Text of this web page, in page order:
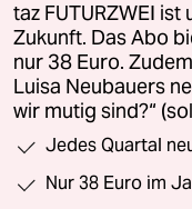
taz FUTURZWEI
Zukunft. Das Abo
nur 38 Euro.
Luisa Neubauers
wir mutig sind?“
Jedes Quartal
Nur 38 Euro im